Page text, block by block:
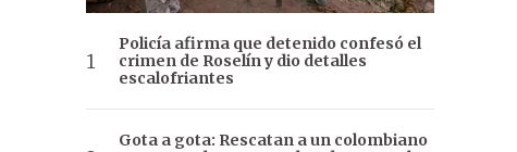
Policía afirma que detenido confesó el
crimen de Roselín y dio detalles
escalofriantes
Gota a gota: Rescatan a un colombiano